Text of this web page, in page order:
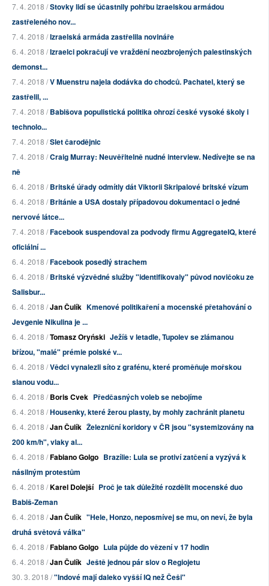
7. 4. 2018 /Stovky lidí se účastnily pohřbu izraelskou armádou
zastřeleného nov...
7. 4. 2018 /Izraelská armáda zastřelila novináře
6. 4. 2018 /Izraelci pokračují ve vraždění neozbrojených palestinských
demonst...
7. 4. 2018 /V Muenstru najela dodávka do chodců. Pachatel, který se
zastřelil, ...
7. 4. 2018 /Babišova populistická politika ohrozí české vysoké školy i
technolo...
7. 4. 2018 /Slet čarodějnic
7. 4. 2018 /Craig Murray: Neuvěřitelně nudné interview. Nedívejte se na
ně
6. 4. 2018 /Britské úřady odmítly dát Viktorii Skripalové britské vízum
6. 4. 2018 /Británie a USA dostaly případovou dokumentaci o jedné
nervové látce...
7. 4. 2018 /Facebook suspendoval za podvody firmu AggregateIQ, které
oficiální ...
6. 4. 2018 /Facebook posedlý strachem
6. 4. 2018 /Britské výzvědné služby "identifikovaly" původ novičoku ze
Salisbur...
6. 4. 2018 /Jan Čulík Kmenové politikaření a mocenské přetahování o
Jevgenie Nikulina je ...
6. 4. 2018 /Tomasz Oryński Ježíš v letadle, Tupolev se zlámanou
břízou, "malé" prémie polské v...
6. 4. 2018 /Vědci vynalezli síto z grafénu, které proměňuje mořskou
slanou vodu...
6. 4. 2018 /Boris Cvek Předčasných voleb se nebojíme
6. 4. 2018 /Housenky, které žerou plasty, by mohly zachránit planetu
6. 4. 2018 /Jan Čulík Železniční koridory v ČR jsou "systemizovány na
200 km/h", vlaky al...
6. 4. 2018 /Fabiano Golgo Brazílie: Lula se protiví zatčení a vyzývá k
násilným protestům
6. 4. 2018 /Karel Dolejší Proč je tak důležité rozdělit mocenské duo
Babiš-Zeman
6. 4. 2018 /Jan Čulík "Hele, Honzo, neposmívej se mu, on neví, že byla
druhá světová válka"
6. 4. 2018 /Fabiano Golgo Lula půjde do vězení v 17 hodin
6. 4. 2018 /Jan Čulík Ještě jednou pár slov o Regiojetu
30. 3. 2018 /"Indové mají daleko vyšší IQ než Češi"